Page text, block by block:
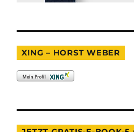
XING – HORST WEBER